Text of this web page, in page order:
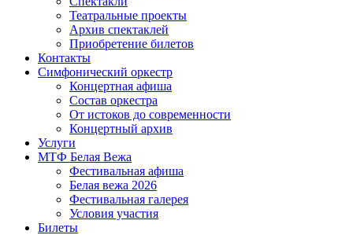
Театральные проекты
Архив спектаклей
Приобретение билетов
Контакты
Симфонический оркестр
Концертная афиша
Состав оркестра
От истоков до современ­ности
Концертный архив
Услуги
МТФ Белая Вежа
Фестивальная афиша
Белая вежа 2026
Фестивальная галерея
Условия участия
Билеты